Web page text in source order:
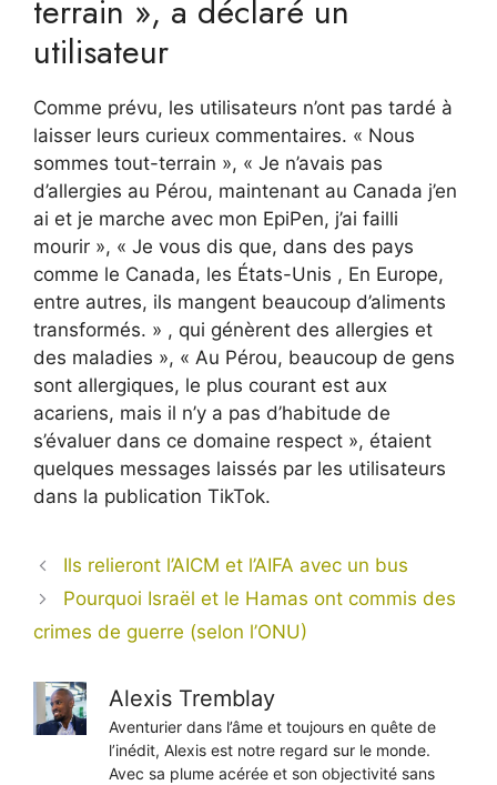
terrain », a déclaré un
utilisateur
Comme prévu, les utilisateurs n’ont pas tardé à
laisser leurs curieux commentaires. « Nous
sommes tout-terrain », « Je n’avais pas
d’allergies au Pérou, maintenant au Canada j’en
ai et je marche avec mon EpiPen, j’ai failli
mourir », « Je vous dis que, dans des pays
comme le Canada, les États-Unis , En Europe,
entre autres, ils mangent beaucoup d’aliments
transformés. » , qui génèrent des allergies et
des maladies », « Au Pérou, beaucoup de gens
sont allergiques, le plus courant est aux
acariens, mais il n’y a pas d’habitude de
s’évaluer dans ce domaine respect », étaient
quelques messages laissés par les utilisateurs
dans la publication TikTok.
Ils relieront l’AICM et l’AIFA avec un bus
Pourquoi Israël et le Hamas ont commis des
crimes de guerre (selon l’ONU)
Alexis Tremblay
Aventurier dans l’âme et toujours en quête de
l’inédit, Alexis est notre regard sur le monde.
Avec sa plume acérée et son objectivité sans